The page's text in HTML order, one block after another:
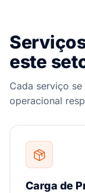
este
Cada serviço
operacional
Carga de